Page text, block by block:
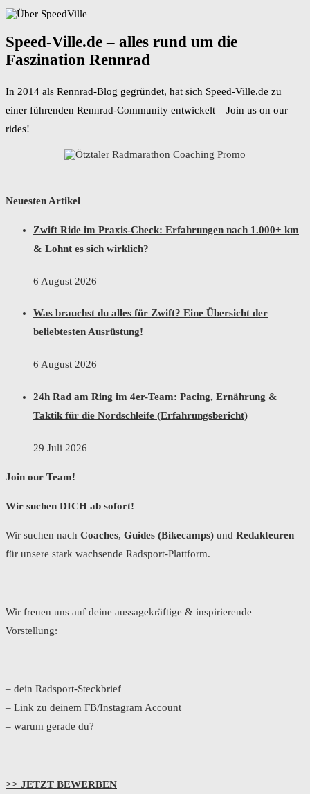
Speed-Ville.de – alles rund um die
Faszination Rennrad
In 2014 als Rennrad-Blog gegründet, hat sich Speed-Ville.de zu
einer führenden Rennrad-Community entwickelt – Join us on our
rides!
Neuesten Artikel
Zwift Ride im Praxis-Check: Erfahrungen nach 1.000+ km
& Lohnt es sich wirklich?
6 August 2026
Was brauchst du alles für Zwift? Eine Übersicht der
beliebtesten Ausrüstung!
6 August 2026
24h Rad am Ring im 4er-Team: Pacing, Ernährung &
Taktik für die Nordschleife (Erfahrungsbericht)
29 Juli 2026
Join our Team!
Wir suchen DICH ab sofort!
Wir suchen nach Coaches, Guides (Bikecamps) und Redakteuren
für unsere stark wachsende Radsport-Plattform.
Wir freuen uns auf deine aussagekräftige & inspirierende
Vorstellung:
– dein Radsport-Steckbrief
– Link zu deinem FB/Instagram Account
– warum gerade du?
>> JETZT BEWERBEN